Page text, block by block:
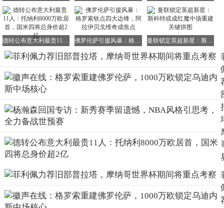
德转公布意大利最贵11人：托纳利8000万欧居首，国米四将总身价超2亿 佛罗伦萨引援风暴：格罗索钦点四大边锋，阿拉伊贝戈维奇成焦点 曼联锁定英超新星：斯科特或成红魔中场重建关键拼图